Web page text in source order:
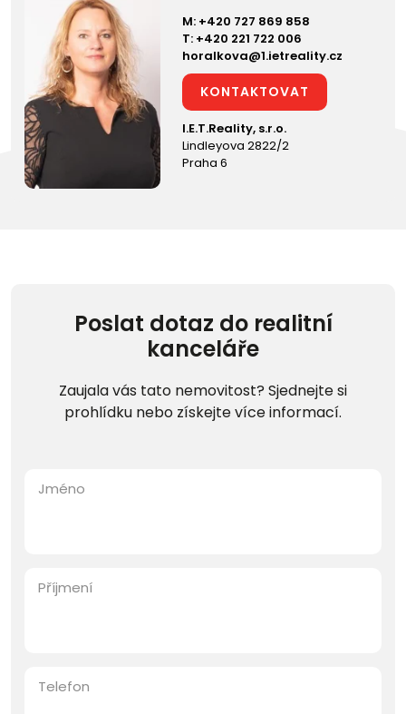
M: +420 727 869 858
T: +420 221 722 006
horalkova@1.ietreality.cz
KONTAKTOVAT
I.E.T.Reality, s.r.o.
Lindleyova 2822/2
Praha 6
Poslat dotaz do realitní
kanceláře
Zaujala vás tato nemovitost? Sjednejte si
prohlídku nebo získejte více informací.
Jméno
Příjmení
Telefon